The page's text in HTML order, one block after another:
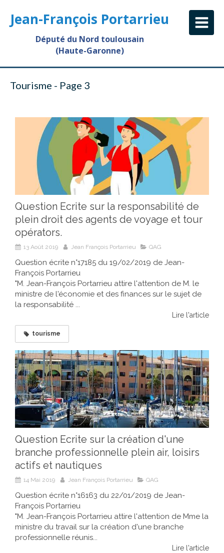
Jean-François Portarrieu
Député du Nord toulousain
(Haute-Garonne)
Tourisme - Page 3
Question Ecrite sur la responsabilité de
plein droit des agents de voyage et tour
opérators.
13 Août 2019 Jean François Portarrieu QAG
Question écrite n°17185 du 19/02/2019 de Jean-
François Portarrieu
"M. Jean-François Portarrieu attire l'attention de M. le
ministre de l'économie et des finances sur le sujet de
la responsabilité ...
Lire l'article
tourisme
Question Ecrite sur la création d'une
branche professionnelle plein air, loisirs
actifs et nautiques
14 Mai 2019 Jean François Portarrieu QAG
Question écrite n°16163 du 22/01/2019 de Jean-
François Portarrieu
"M. Jean-François Portarrieu attire l'attention de Mme la
ministre du travail sur la création d'une branche
professionnelle réunis...
Lire l'article